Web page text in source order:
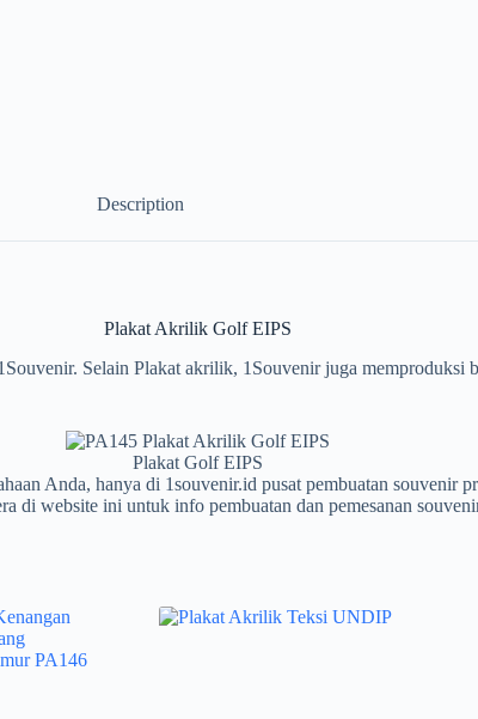
Description
Plakat Akrilik Golf EIPS
Selain Plakat akrilik, 1Souvenir juga memproduksi
Plakat Golf EIPS
Anda, hanya di 1souvenir.id pusat pembuatan
di website ini untuk info pembuatan dan pemesanan